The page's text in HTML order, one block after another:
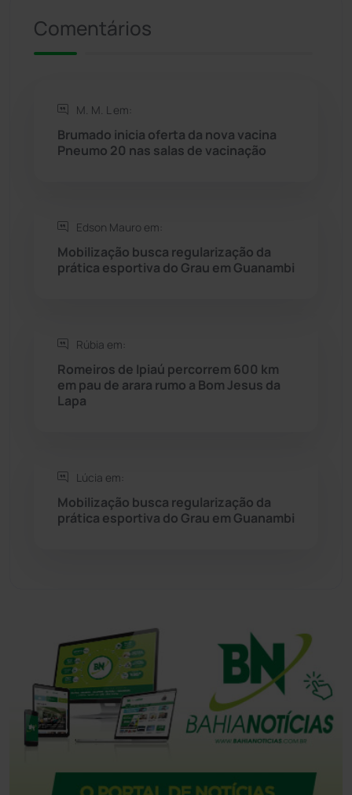
Riacho de Santana
Rio do Antônio
Rio do Pires
Seabra
Sudoeste Baiano (1530)
Tecnologia
Comentários
M. M. L em:
Brumado inicia oferta da nova vacina
Pneumo 20 nas salas de vacinação
Edson Mauro em:
Mobilização busca regularização da
prática esportiva do Grau em Guanambi
Rúbia em:
Romeiros de Ipiaú percorrem 600 km
em pau de arara rumo a Bom Jesus da
Lapa
Lúcia em:
Mobilização busca regularização da
prática esportiva do Grau em Guanambi